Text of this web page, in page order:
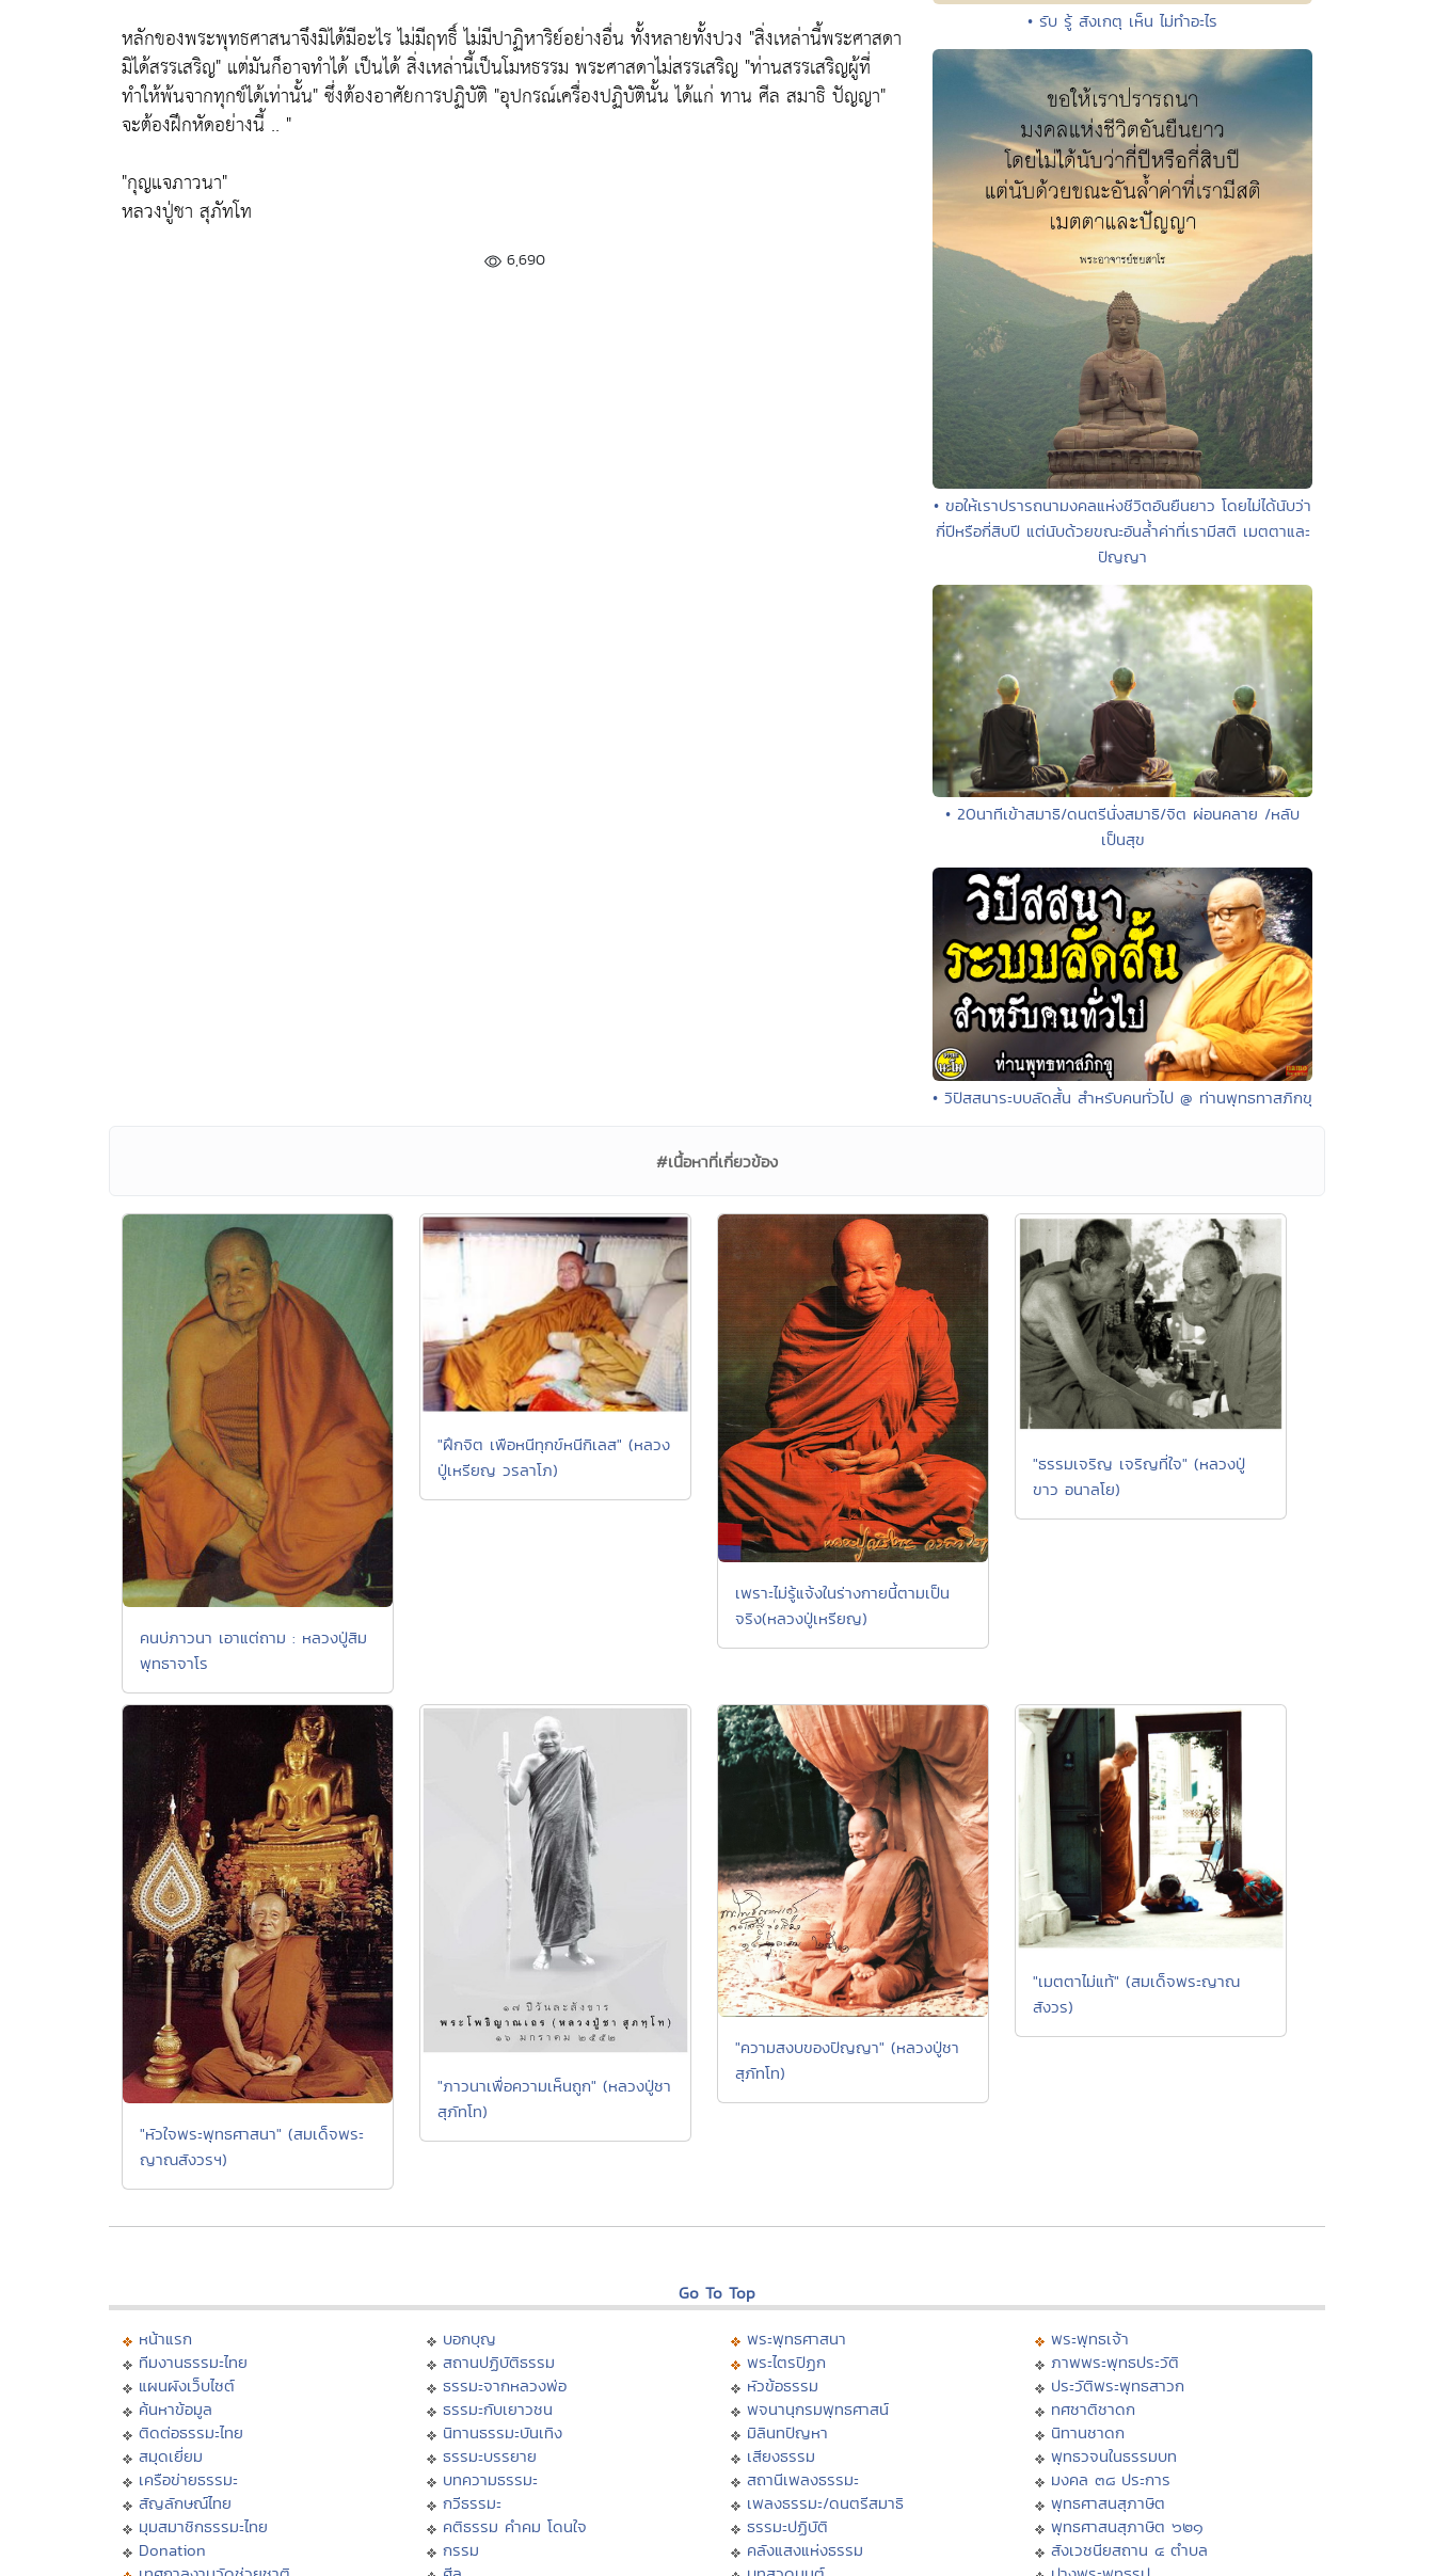
หลักของพระพุทธศาสนาจึงมิได้มีอะไร ไม่มีฤทธิ์ ไม่มีปาฏิหาริย์อย่างอื่น ทั้งหลายทั้งปวง "สิ่งเหล่านี้พระศาสดา
มิได้สรรเสริญ" แต่มันก็อาจทำได้ เป็นได้ สิ่งเหล่านี้เป็นโมหธรรม พระศาสดาไม่สรรเสริญ "ท่านสรรเสริญผู้ที่
ทำให้พ้นจากทุกข์ได้เท่านั้น"ซึ่งต้องอาศัยการปฏิบัติ "อุปกรณ์เครื่องปฏิบัตินั้น ได้แก่ ทาน ศีล สมาธิ ปัญญา"
จะต้องฝึกหัดอย่างนี้ .. "
"กุญแจภาวนา"
หลวงปู่ชา สุภัทโท
6,690
• รับ รู้ สังเกตุ เห็น ไม่ทำอะไร
• ขอให้เราปรารถนามงคลแห่งชีวิตอันยืนยาว โดยไม่ได้นับว่า
กี่ปีหรือกี่สิบปี แต่นับด้วยขณะอันลํ้าค่าที่เรามีสติ เมตตาและ
ปัญญา
• 20นาทีเข้าสมาธิ/ดนตรีนั่งสมาธิ/จิต ผ่อนคลาย /หลับ
เป็นสุข
• วิปัสสนาระบบลัดสั้น สำหรับคนทั่วไป @ ท่านพุทธทาสภิกขุ
#เนื้อหาที่เกี่ยวข้อง
คนบ่ภาวนา เอาแต่ถาม : หลวงปู่สิม
พุทธาจาโร
"ฝึกจิต เพือหนีทุกข์หนีกิเลส" (หลวง
ปู่เหรียญ วรลาโภ)
เพราะไม่รู้แจ้งในร่างกายนี้ตามเป็น
จริง(หลวงปู่เหรียญ)
"ธรรมเจริญ เจริญที่ใจ" (หลวงปู่
ขาว อนาลโย)
"หัวใจพระพุทธศาสนา" (สมเด็จพระ
ญาณสังวรฯ)
"ภาวนาเพื่อความเห็นถูก" (หลวงปู่ชา
สุภัทโท)
"ความสงบของปัญญา" (หลวงปู่ชา
สุภัทโท)
"เมตตาไม่แท้" (สมเด็จพระญาณ
สังวร)
Go To Top
หน้าแรก
ทีมงานธรรมะไทย
แผนผังเว็บไซต์
ค้นหาข้อมูล
ติดต่อธรรมะไทย
สมุดเยี่ยม
เครือข่ายธรรมะ
สัญลักษณ์ไทย
มุมสมาชิกธรรมะไทย
Donation
บอกบุญ
สถานปฏิบัติธรรม
ธรรมะจากหลวงพ่อ
ธรรมะกับเยาวชน
นิทานธรรมะบันเทิง
ธรรมะบรรยาย
บทความธรรมะ
กวีธรรมะ
คติธรรม คำคม โดนใจ
กรรม
พระพุทธศาสนา
พระไตรปิฏก
หัวข้อธรรม
พจนานุกรมพุทธศาสน์
มิลินทปัญหา
เสียงธรรม
สถานีเพลงธรรมะ
เพลงธรรมะ/ดนตรีสมาธิ
ธรรมะปฏิบัติ
คลังแสงแห่งธรรม
พระพุทธเจ้า
ภาพพระพุทธประวัติ
ประวัติพระพุทธสาวก
ทศชาติชาดก
นิทานชาดก
พุทธวจนในธรรมบท
มงคล ๓๘ ประการ
พุทธศาสนสุภาษิต
พุทธศาสนสุภาษิต ๖๒๑
สังเวชนียสถาน ๔ ตำบล